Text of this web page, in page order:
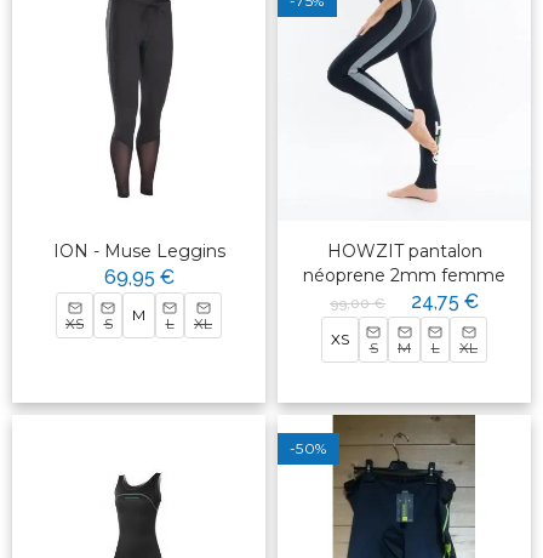
ION - Muse Leggins
69,95 €
XS S M L XL
HOWZIT pantalon
néoprene 2mm femme
99,00 € 24,75 €
XS S M L XL
-50%